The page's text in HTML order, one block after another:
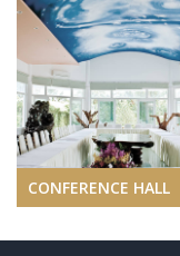
CONFERENCE HALL